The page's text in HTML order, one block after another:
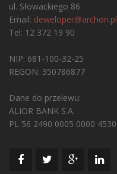
ul. Słowackiego 86
Email: deweloper@archon.pl
Tel: 12 372 19 90
NIP: 681-100-32-25
REGON: 350786877
Dane do przelewu:
ALIOR BANK S.A.
PL 56 2490 0005 0000